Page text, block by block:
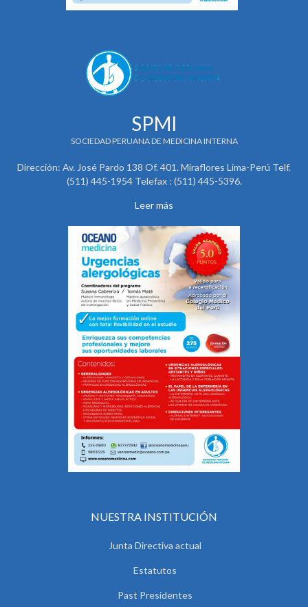
SPMI
SOCIEDAD PERUANA DE MEDICINA INTERNA
Dirección: Av. José Pardo 138 Of. 401. Miraflores Lima-Perú Telf.
(511) 445-1954 Telefax : (511) 445-5396.
Leer más
NUESTRA INSTITUCIÓN
Junta Directiva actual
Estatutos
Past Presidentes